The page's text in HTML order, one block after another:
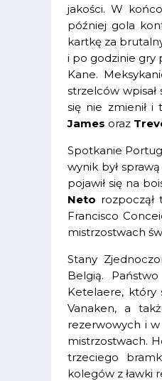
jakości. W
później gola
kartkę za
i po godzinie gry
Kane.
strzelców
się nie zmienił i
James oraz
Spotkanie
wynik był
pojawił się na
Neto
Francisco
mistrzostwach
Stany
Belgią.
Ketelaere, który
Vanaken, a
rezerwowych i
mistrzostwach.
trzeciego
kolegów z ławki